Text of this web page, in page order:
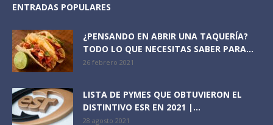
ENTRADAS POPULARES
¿PENSANDO EN ABRIR UNA TAQUERÍA?
TODO LO QUE NECESITAS SABER PARA...
26 febrero 2021
LISTA DE PYMES QUE OBTUVIERON EL
DISTINTIVO ESR EN 2021 |...
28 agosto 2021